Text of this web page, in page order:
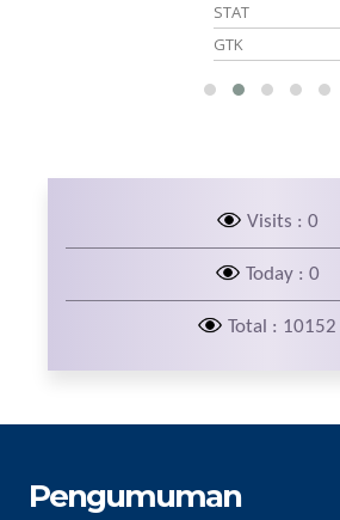
STAT
GTK
Visits : 0
Today : 0
Total : 10152
Pengumuman